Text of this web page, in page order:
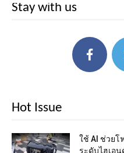
Stay with us
Hot Issue
ใช้ AI ช่วยโ
ระดับไฮเอน